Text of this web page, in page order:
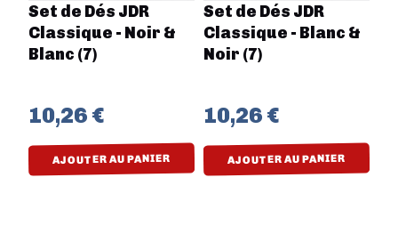
Set de Dés JDR
Classique - Noir &
Blanc (7)
10,26 €
AJOUTER AU PANIER
Set de Dés JDR
Classique - Blanc &
Noir (7)
10,26 €
AJOUTER AU PANIER